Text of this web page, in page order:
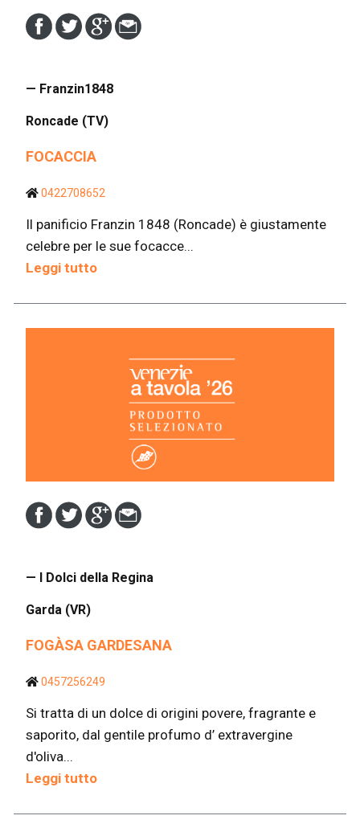
— Franzin1848
Roncade (TV)
FOCACCIA
0422708652
Il panificio Franzin 1848 (Roncade) è giustamente
celebre per le sue focacce...
Leggi tutto
— I Dolci della Regina
Garda (VR)
FOGÀSA GARDESANA
0457256249
Si tratta di un dolce di origini povere, fragrante e
saporito, dal gentile profumo d’ extravergine
d'oliva...
Leggi tutto